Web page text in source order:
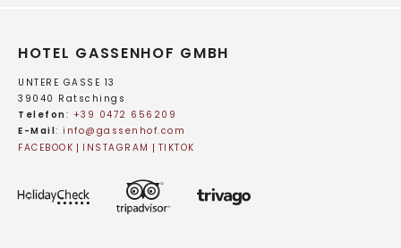
HOTEL GASSENHOF GMBH
UNTERE GASSE 13
39040 Ratschings
Telefon: +39 0472 656209
E-Mail: info@ gassenhof.com
FACEBOOK
INSTAGRAM TIKTOK